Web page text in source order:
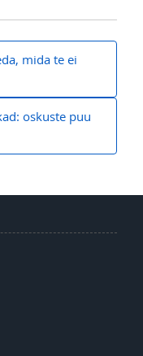
mida te ei
oskuste puu